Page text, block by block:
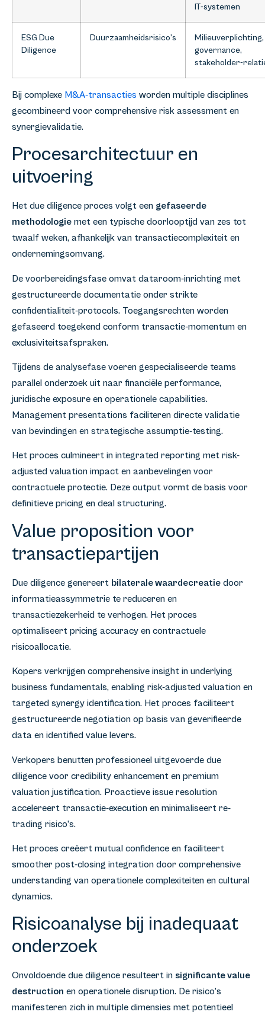
IT-systemen
ESG Due
Diligence
Duurzaamheidsrisico’s
Milieuverplichting,
governance,
stakeholder-
Bij complexe M&A-transacties worden multiple disciplines
gecombineerd voor comprehensive risk assessment en
synergievalidatie.
Procesarchitectuur en
uitvoering
Het due diligence proces volgt een gefaseerde
methodologie met een typische doorlooptijd van zes tot
twaalf weken, afhankelijk van transactiecomplexiteit en
ondernemingsomvang.
De voorbereidingsfase omvat dataroom-inrichting met
gestructureerde documentatie onder strikte
confidentialiteit-protocols. Toegangsrechten worden
gefaseerd toegekend conform transactie-momentum en
exclusiviteitsafspraken.
Tijdens de analysefase voeren gespecialiseerde teams
parallel onderzoek uit naar financiële performance,
juridische exposure en operationele capabilities.
Management presentations faciliteren directe validatie
van bevindingen en strategische assumptie-testing.
Het proces culmineert in integrated reporting met risk-
adjusted valuation impact en aanbevelingen voor
contractuele protectie. Deze output vormt de basis voor
definitieve pricing en deal structuring.
Value proposition voor
transactiepartijen
Due diligence genereert bilaterale waardecreatie door
informatieassymmetrie te reduceren en
transactiezekerheid te verhogen. Het proces
optimaliseert pricing accuracy en contractuele
risicoallocatie.
Kopers verkrijgen comprehensive insight in underlying
business fundamentals, enabling risk-adjusted valuation en
targeted synergy identification. Het proces faciliteert
gestructureerde negotiation op basis van geverifieerde
data en identified value levers.
Verkopers benutten professioneel uitgevoerde due
diligence voor credibility enhancement en premium
valuation justification. Proactieve issue resolution
accelereert transactie-execution en minimaliseert re-
trading risico’s.
Het proces creëert mutual confidence en faciliteert
smoother post-closing integration door comprehensive
understanding van operationele complexiteiten en cultural
dynamics.
Risicoanalyse bij inadequaat
onderzoek
Onvoldoende due diligence resulteert in significante value
destruction en operationele disruption. De risico’s
manifesteren zich in multiple dimensies met potentieel